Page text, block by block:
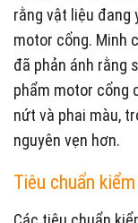
rằng vật liệu đang
motor cổng. Minh
đã phản ánh rằng
phẩm motor cổng
nứt và phai màu,
nguyên vẹn hơn.
Tiêu chuẩn